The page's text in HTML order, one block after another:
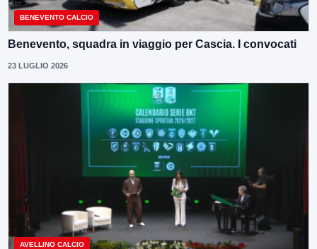
BENEVENTO CALCIO
Benevento, squadra in viaggio per Cascia. I convocati
23 LUGLIO 2026
AVELLINO CALCIO